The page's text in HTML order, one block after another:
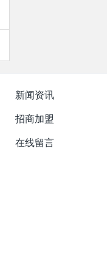
新闻资讯
招商加盟
在线留言